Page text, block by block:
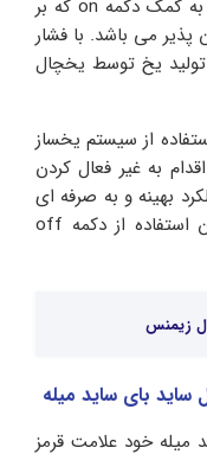
به کمک دکمه on که بر
می باشد. با فشار
تولید یخ توسط یخچال
از سیستم یخساز
به غیر فعال کردن
بهینه و به صرفه ای
نیز می باشد. برای انجام این کار امکان استفاده از دکمه off
زیمنس
بای ساید میله
میله خود علامت قرمز